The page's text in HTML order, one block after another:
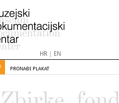
HR| EN
PRONAĐI PLAKAT
Zbirke,